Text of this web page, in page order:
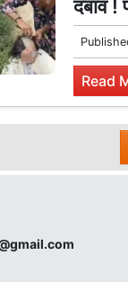
दबाव !
Read